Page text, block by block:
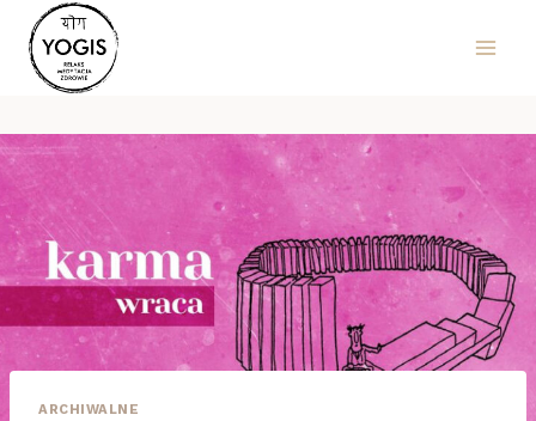
Przejdź
treści
ARCHIWALNE